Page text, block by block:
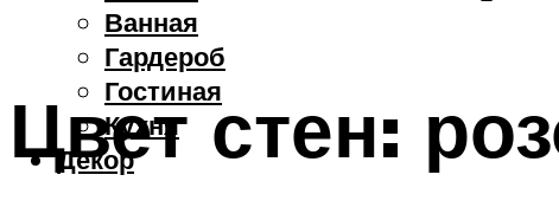
Ванная
Гардероб
Гостиная
Кухня
Декор
Цвет стен: